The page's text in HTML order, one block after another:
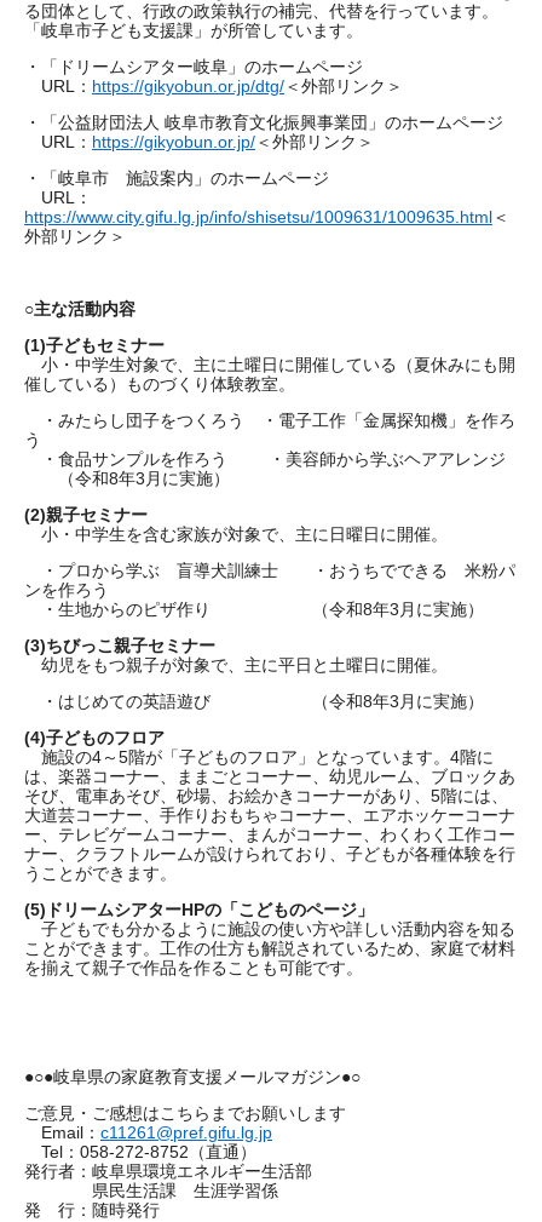
る団体として、行政の政策執行の補完、代替を行っています。
「岐阜市子ども支援課」が所管しています。
・「ドリームシアター岐阜」のホームページ
URL： https://gikyobun.or.jp/dtg/＜外部リンク＞
・「公益財団法人 岐阜市教育文化振興事業団」のホームページ
URL： https://gikyobun.or.jp/＜外部リンク＞
・「岐阜市 施設案内」のホームページ
URL：
https://www.city.gifu.lg.jp/info/shisetsu/1009631/1009635.html＜
外部リンク＞
○主な活動内容
(1)子どもセミナー
小・中学生対象で、主に土曜日に開催している（夏休みにも開
催している）ものづくり体験教室。
・みたらし団子をつくろう ・電子工作「金属探知機」を作ろ
う
・食品サンプルを作ろう ・美容師から学ぶヘアアレンジ
（令和8年3月に実施）
(2)親子セミナー
小・中学生を含む家族が対象で、主に日曜日に開催。
・プロから学ぶ 盲導犬訓練士 ・おうちでできる 米粉パ
ンを作ろう
・生地からのピザ作り （令和8年3月に実施）
(3)ちびっこ親子セミナー
幼児をもつ親子が対象で、主に平日と土曜日に開催。
・はじめての英語遊び （令和8年3月に実施）
(4)子どものフロア
施設の4～5階が「子どものフロア」となっています。4階に
は、楽器コーナー、ままごとコーナー、幼児ルーム、ブロックあ
そび、電車あそび、砂場、お絵かきコーナーがあり、5階には、
大道芸コーナー、手作りおもちゃコーナー、エアホッケーコーナ
ー、テレビゲームコーナー、まんがコーナー、わくわく工作コー
ナー、クラフトルームが設けられており、子どもが各種体験を行
うことができます。
(5) ドリームシアターHPの「こどものページ」
子どもでも分かるように施設の使い方や詳しい活動内容を知る
ことができます。工作の仕方も解説されているため、家庭で材料
を揃えて親子で作品を作ることも可能です。
●○●岐阜県の家庭教育支援メールマガジン●○
ご意見・ご感想はこちらまでお願いします
Email： c11261@pref.gifu.lg.jp
Tel：058-272-8752（直通）
発行者：岐阜県環境エネルギー生活部
県民生活課 生涯学習係
発 行：随時発行